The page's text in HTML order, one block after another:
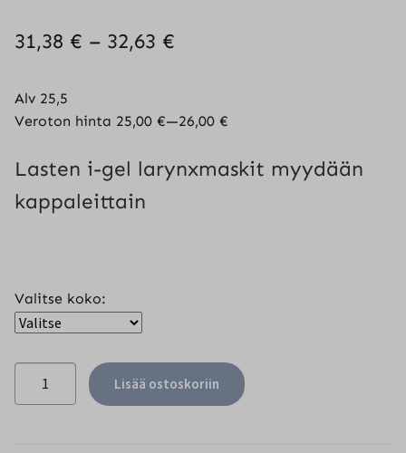
31,38 € – 32,63 €
Alv 25,5
Veroton hinta 25,00 €—26,00 €
Lasten i-gel larynxmaskit myydään
kappaleittain
Valitse koko:
Intersurgical
Lisää ostoskoriin